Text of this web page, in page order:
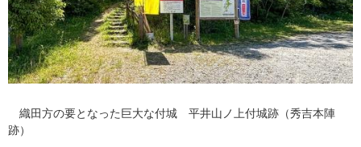
織田方の要となった巨大な付城　平井山ノ上付城跡（秀吉本陣
跡）